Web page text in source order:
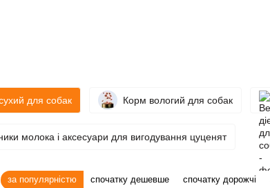
для собак Корм вологий для собак
молока і аксесуари для вигодування цуценят
за популярністю спочатку дешевше спочатку дорожчі